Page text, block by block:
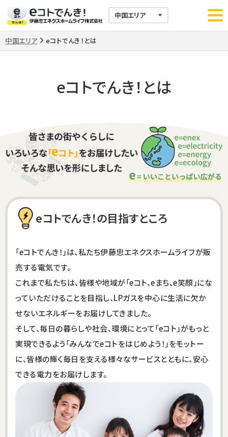
中国エリア> eコトでんき！とは
eコトでんき！とは
eコトでんき！の目指すところ
「eコトでんき！」は、私たち伊藤忠エネクスホームライフが販
売する電気です。
これまで私たちは、皆様や地域が「eコト、eまち、e笑顔」にな
っていただけることを目指し、LPガスを中心に生活に欠か
せないエネルギーをお届けしてきました。
そして、毎日の暮らしや社会、環境にとって「eコト」がもっと
実現できるよう「みんなでeコトをはじめよう！」をモットー
に、皆様の輝く毎日を支える様々なサービスとともに、安心
できる電力をお届けします。